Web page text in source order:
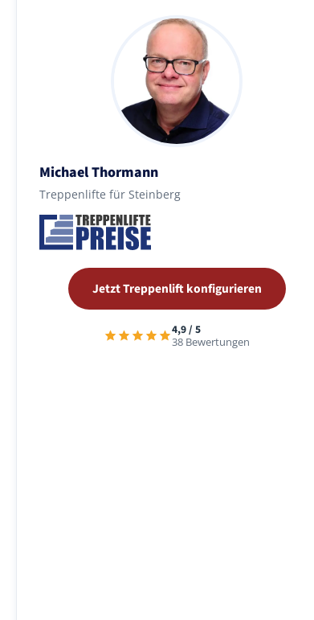
Michael Thormann
Treppenlifte für Steinberg
Jetzt Treppenlift konfigurieren
4,9 / 5
38 Bewertungen